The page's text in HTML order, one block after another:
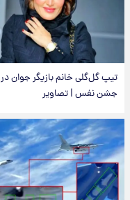
تیپ گل‌گلی خانم بازیگر جوان در
جشن نفس | تصاویر